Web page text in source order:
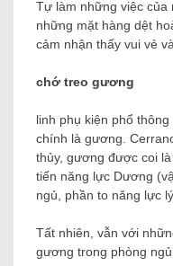
Tự làm những việc
những mặt hàng dệt
cảm nhận thấy vui vẻ
chớ treo gương
linh phụ kiện phổ
chính là gương.
thủy, gương được coi
tiến năng lực Dương
ngủ, phần to năng lực
Tất nhiên, vẫn với
gương trong phòng